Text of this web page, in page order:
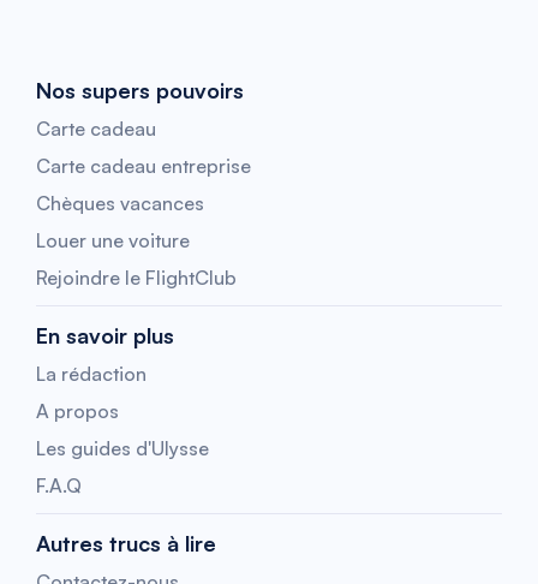
Nos supers pouvoirs
Carte cadeau
Carte cadeau entreprise
Chèques vacances
Louer une voiture
Rejoindre le FlightClub
En savoir plus
La rédaction
A propos
Les guides d'Ulysse
F.A.Q
Autres trucs à lire